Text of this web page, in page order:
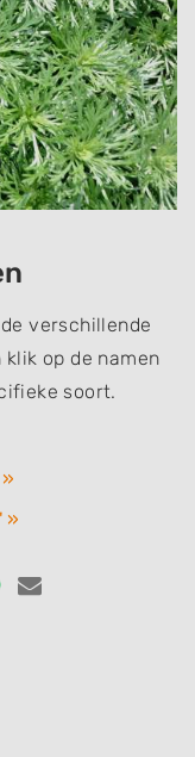
verschillende
op de namen
soort.
»
Delen